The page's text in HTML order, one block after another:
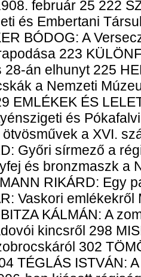
február 25 222
és Embertani
BÓDOG: A
223
28-án elhunyt 225
a Nemzeti
EMLÉKEK ÉS
és
a XVI.
Győri sírmező a
és bronzmaszk a
RIKÁRD: Egy
Vaskori
KÁLMÁN: A
kincsről 298
302
TÉGLÁS ISTVÁN: